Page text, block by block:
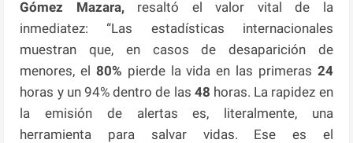
Gómez Mazara, resaltó el valor vital de la
inmediatez: “Las estadísticas internacionales
muestran que, en casos de desaparición de
menores, el80% pierde la vida en las primeras 24
horas y un 94% dentro de las 48 horas. La rapidez en
la emisión de alertas es, literalmente, una
herramienta para salvar vidas. Ese es el